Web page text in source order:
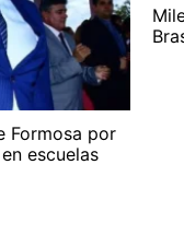
Formosa por
escuelas